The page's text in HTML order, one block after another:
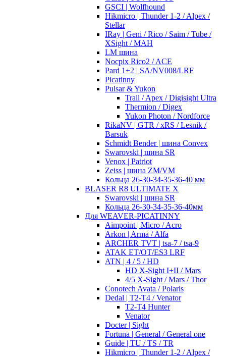
GSCI | Wolfhound
Hikmicro | Thunder 1-2 / Alpex /
Stellar
IRay | Geni / Rico / Saim / Tube /
XSight / MAH
LM шина
Nocpix Rico2 / ACE
Pard 1+2 | SA/NV008/LRF
Picatinny
Pulsar & Yukon
Trail / Apex / Digisight Ultra
Thermion / Digex
Yukon Photon / Nordforce
RikaNV | GTR / xRS / Lesnik /
Barsuk
Schmidt Bender | шина Convex
Swarovski | шина SR
Venox | Patriot
Zeiss | шина ZM/VM
Кольца 26-30-34-35-36-40 мм
BLASER R8 ULTIMATE X
Swarovski | шина SR
Кольца 26-30-34-35-36-40мм
Для WEAVER-PICATINNY
Aimpoint | Micro / Acro
Arkon | Arma / Alfa
ARCHER TVT | tsa-7 / tsa-9
ATAK ET/OT/ES3 LRF
ATN | 4 / 5 / HD
HD X-Sight I+II / Mars
4/5 X-Sight / Mars / Thor
Conotech Avata / Polaris
Dedal | T2-T4 / Venator
T2-T4 Hunter
Venator
Docter | Sight
Fortuna | General / General one
Guide | TU / TS / TR
Hikmicro | Thunder 1-2 / Alpex /